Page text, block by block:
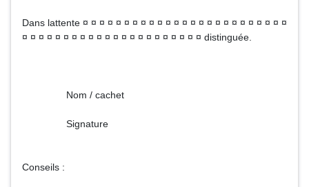
Dans lattente ¤ ¤ ¤ ¤ ¤ ¤ ¤ ¤ ¤ ¤ ¤ ¤ ¤ ¤ ¤ ¤ ¤ ¤ ¤ ¤ ¤ ¤ ¤ ¤ ¤
¤ ¤ ¤ ¤ ¤ ¤ ¤ ¤ ¤ ¤ ¤ ¤ ¤ ¤ ¤ ¤ ¤ ¤ ¤ ¤ ¤ ¤ distinguée.
Nom / cachet
Signature
Conseils :